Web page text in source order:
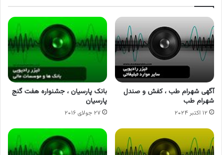
آگهی شهرام طب ، کفش و صندل
شهرام طب
۱۲ اکتبر ۲۰۲۴
بانک پارسیان ، جشنواره هفت گنج
پارسیان
۲۷ جولای ۲۰۱۶